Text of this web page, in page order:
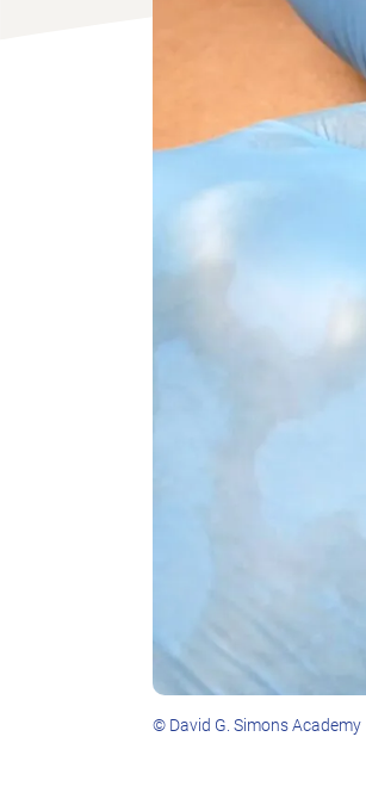
© David G. Simons Academy